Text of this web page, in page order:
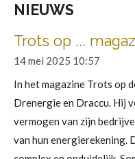
NIEUWS
Trots op ...
14 mei 2025 10:57
In het magazine Trots op
Drenergie en Draccu. Hij
vermogen van zijn
van hun energierekening.